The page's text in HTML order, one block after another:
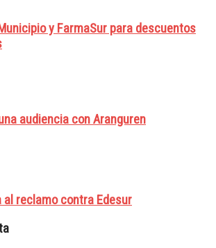
y FarmaSur para descuentos
audiencia con Aranguren
reclamo contra Edesur